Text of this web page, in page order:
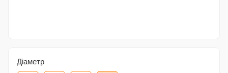
Діаметр